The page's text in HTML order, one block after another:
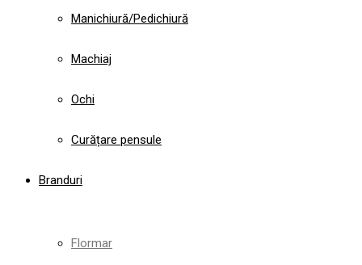
Manichiură/Pedichiură
Machiaj
Ochi
Curățare pensule
Branduri
Flormar